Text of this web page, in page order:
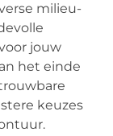
milieu-
jouw
het einde
keuzes